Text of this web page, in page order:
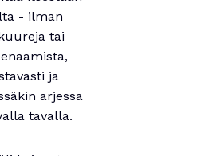
- ilman
tai
ja
arjessa
tavalla.